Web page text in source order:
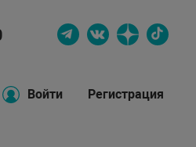
Войти Регистрация